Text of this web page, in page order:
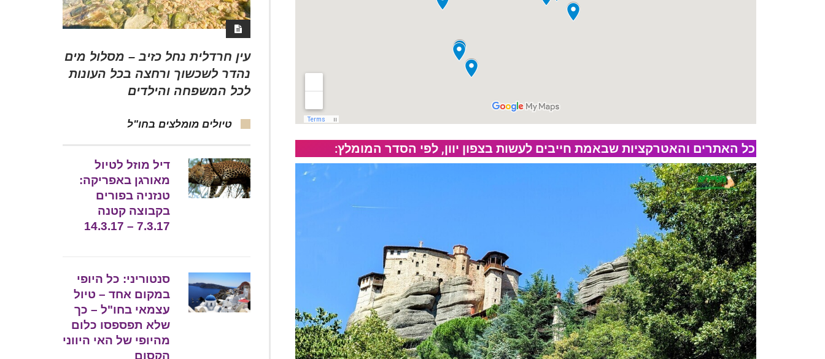
כל האתרים והאטרקציות שבאמת חייבים לעשות בצפון יוון, לפי הסדר המומלץ:
עין חרדלית נחל כזיב – מסלול מים
נהדר לשכשוך ורחצה בכל העונות
לכל המשפחה והילדים
טיולים מומלצים בחו"ל
דיל מוזל לטיול
מאורגן באפריקה:
טנזניה בפורים
בקבוצה קטנה
7.3.17 – 14.3.17
סנטוריני: כל היופי
במקום אחד – טיול
עצמאי בחו"ל – כך
שלא תפספסו כלום
מהיופי של האי היווני
הקסום